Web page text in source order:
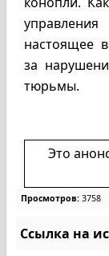
настоящее
за
тюрьмы.
Это
Просмотров: 3758
Ссылка на